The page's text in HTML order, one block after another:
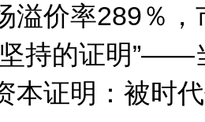
溢价率289％
持的证明”——
本证明：被时